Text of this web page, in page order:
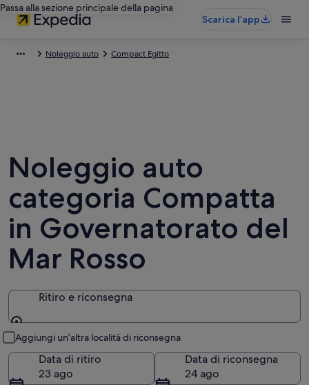
Passa alla sezione principale della pagina
Scarica l’app
Noleggio auto Compact Egitto
Noleggio auto
categoria Compatta
in Governatorato del
Mar Rosso
Ritiro e riconsegna
Aggiungi un’altra località di riconsegna
Data di ritiro
23 ago
Data di riconsegna
24 ago